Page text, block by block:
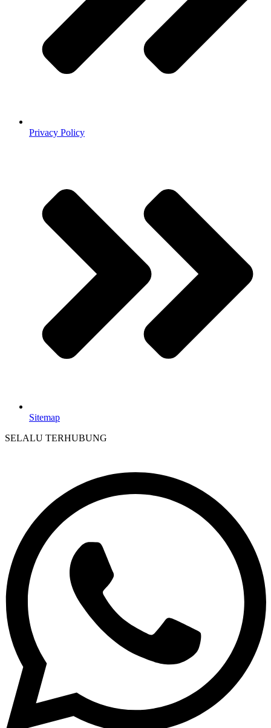
Privacy Policy
Sitemap
SELALU TERHUBUNG